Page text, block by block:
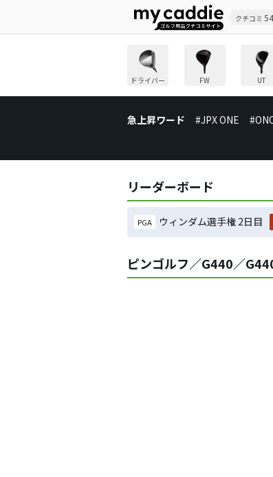
クチコミ
ドライバー FW UT
急上昇ワード #JPX ONE
リーダーボード
PGA ウィンダム選手権 2日目
ピンゴルフ／G440／